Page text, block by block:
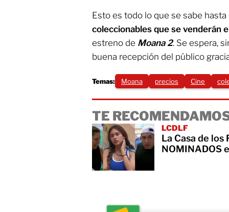
Esto es todo lo que se sabe
coleccionables que se venderán
estreno de Moana 2. Se espera,
buena recepción del público
Temas: Moana precios Cine
TE
LCDLF
La Casa de los
NOMINADOS